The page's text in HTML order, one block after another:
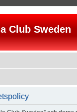
Club Sweden